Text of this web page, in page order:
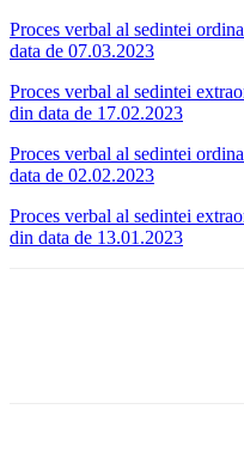
Proces verbal al sedintei
data de 07.03.2023
Proces verbal al sedintei
din data de 17.02.2023
Proces verbal al sedintei
data de 02.02.2023
Proces verbal al sedintei
din data de 13.01.2023